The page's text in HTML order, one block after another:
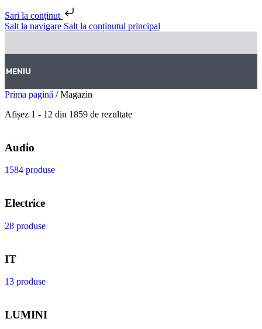
Sari la conținut
Salt la navigare Salt la conținutul principal
MENIU
Prima pagină / Magazin
Afișez 1 - 12 din 1859 de rezultate
Audio
1584 produse
Electrice
28 produse
IT
13 produse
LUMINI